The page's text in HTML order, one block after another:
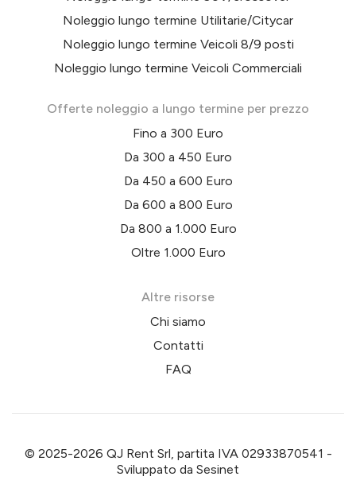
Noleggio lungo termine Utilitarie/Citycar
Noleggio lungo termine Veicoli 8/9 posti
Noleggio lungo termine Veicoli Commerciali
Offerte noleggio a lungo termine per prezzo
Fino a 300 Euro
Da 300 a 450 Euro
Da 450 a 600 Euro
Da 600 a 800 Euro
Da 800 a 1.000 Euro
Oltre 1.000 Euro
Altre risorse
Chi siamo
Contatti
FAQ
© 2025-2026 QJ Rent Srl, partita IVA 02933870541 -
Sviluppato da Sesinet